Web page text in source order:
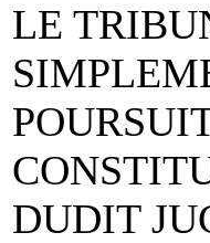
LE
DUDIT